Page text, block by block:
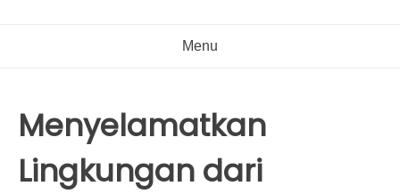
Menu
Menyelamatkan
Lingkungan dari